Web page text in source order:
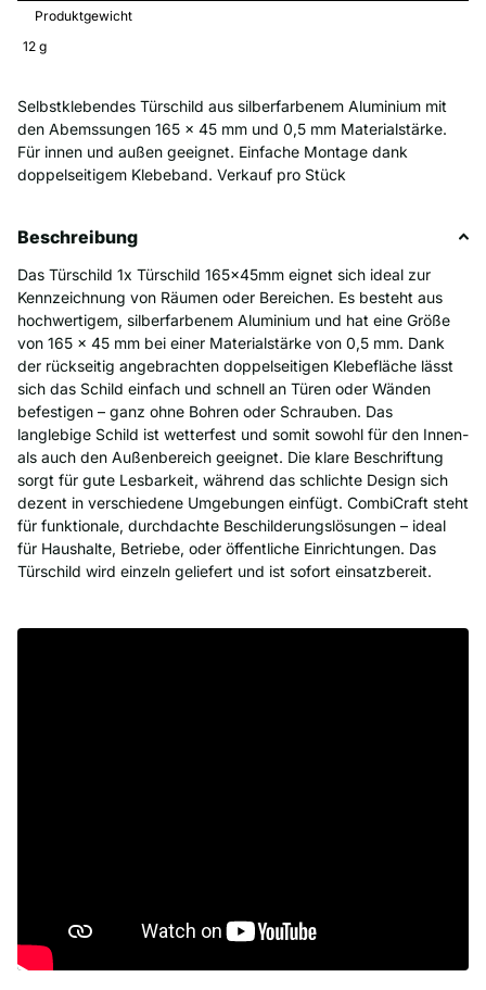
Produktgewicht
12 g
Selbstklebendes Türschild aus silberfarbenem Aluminium mit
den Abemssungen 165 x 45 mm und 0,5 mm Materialstärke.
Für innen und außen geeignet. Einfache Montage dank
doppelseitigem Klebeband. Verkauf pro Stück
Beschreibung
Das Türschild 1x Türschild 165x45mm eignet sich ideal zur
Kennzeichnung von Räumen oder Bereichen. Es besteht aus
hochwertigem, silberfarbenem Aluminium und hat eine Größe
von 165 x 45 mm bei einer Materialstärke von 0,5 mm. Dank
der rückseitig angebrachten doppelseitigen Klebefläche lässt
sich das Schild einfach und schnell an Türen oder Wänden
befestigen – ganz ohne Bohren oder Schrauben. Das
langlebige Schild ist wetterfest und somit sowohl für den Innen-
als auch den Außenbereich geeignet. Die klare Beschriftung
sorgt für gute Lesbarkeit, während das schlichte Design sich
dezent in verschiedene Umgebungen einfügt. CombiCraft steht
für funktionale, durchdachte Beschilderungslösungen – ideal
für Haushalte, Betriebe, oder öffentliche Einrichtungen. Das
Türschild wird einzeln geliefert und ist sofort einsatzbereit.